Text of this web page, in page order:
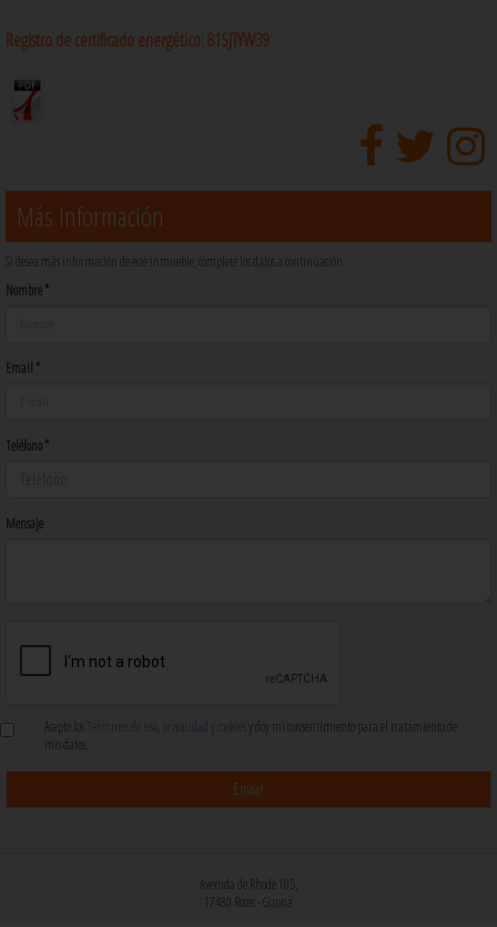
Registro de certificado energético:81SJTYW39
Más Información
Si desea más información de este inmueble, complete los datos a continuación
Nombre *
Email *
Teléfono *
Mensaje
Acepto los Términos de uso, privacidad y cookies y doy mi consentimiento para el tratamiento de
mis datos.
Avenida de Rhode 105,
17480 Roses - Girona